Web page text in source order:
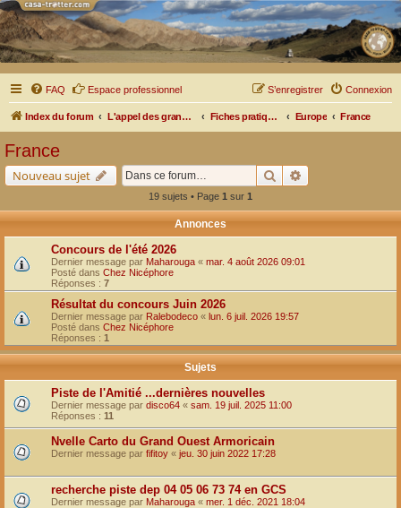
FAQ Espace professionnel Connexion
S’enregistrer
Index du forum L'appel des grands espaces Fiches pratiques par pays, pistes et bivouacs Europe France
France
Nouveau sujet Rechercher
19 sujets • Page 1 sur 1
Annonces
Concours de l'été 2026
Dernier message par Maharouga « mar. 4 août 2026 09:01
Posté dans Chez Nicéphore
Réponses : 7
Résultat du concours Juin 2026
Dernier message par Ralebodeco « lun. 6 juil. 2026 19:57
Posté dans Chez Nicéphore
Réponses : 1
Sujets
Piste de l'Amitié ...dernières nouvelles
Dernier message par disco64 « sam. 19 juil. 2025 11:00
Réponses : 11
Nvelle Carto du Grand Ouest Armoricain
Dernier message par fifitoy « jeu. 30 juin 2022 17:28
recherche piste dep 04 05 06 73 74 en GCS
Dernier message par Maharouga « mer. 1 déc. 2021 18:04